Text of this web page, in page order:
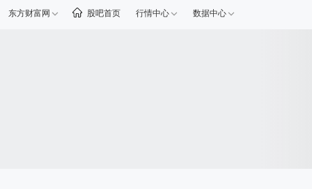
东方财富网 股吧首页 行情中心 数据中心